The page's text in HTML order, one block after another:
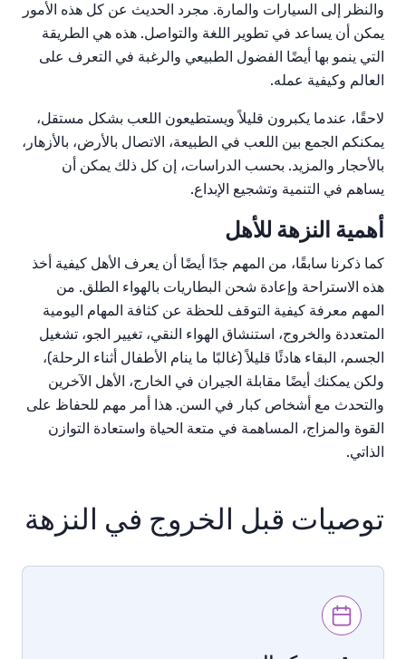
والنظر إلى السيارات والمارة. مجرد الحديث عن كل هذه الأمور
يمكن أن يساعد في تطوير اللغة والتواصل. هذه هي الطريقة
التي ينمو بها أيضًا الفضول الطبيعي والرغبة في التعرف على
العالم وكيفية عمله.
لاحقًا، عندما يكبرون قليلاً ويستطيعون اللعب بشكل مستقل،
يمكنكم الجمع بين اللعب في الطبيعة، الاتصال بالأرض، بالأزهار ،
بالأحجار والمزيد. بحسب الدراسات، إن كل ذلك يمكن أن
يساهم في التنمية وتشجيع الإبداع.
أهمية النزهة للأهل
كما ذكرنا سابقًا، من المهم جدًا أيضًا أن يعرف الأهل كيفية أخذ
هذه الاستراحة وإعادة شحن البطاريات بالهواء الطلق. من
المهم معرفة كيفية التوقف للحظة عن كثافة المهام اليومية
المتعددة والخروج، استنشاق الهواء النقي، تغيير الجو، تشغيل
الجسم، البقاء هادئًا قليلاً(غالبًا ما ينام الأطفال أثناء الرحلة)،
ولكن يمكنك أيضًا مقابلة الجيران في الخارج، الأهل الآخرين
والتحدث مع أشخاص كبار في السن. هذا أمر مهم للحفاظ على
القوة والمزاج، المساهمة في متعة الحياة واستعادة التوازن
الذاتي.
توصيات قبل الخروج في النزهة